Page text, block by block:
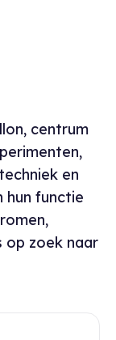
centrum
en
hun functie
op zoek naar